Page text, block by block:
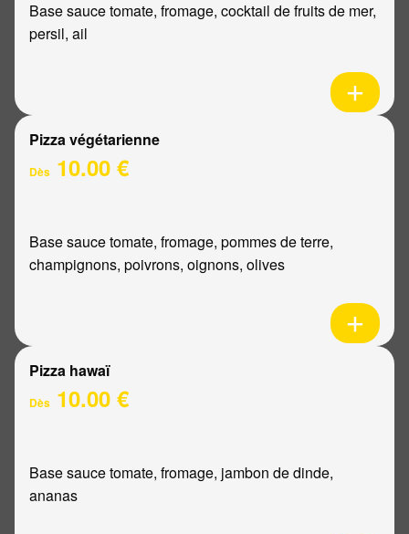
Base sauce tomate, fromage, cocktail de fruits de mer,
persil, ail
Pizza végétarienne
Dès 10.00 €
Base sauce tomate, fromage, pommes de terre,
champignons, poivrons, oignons, olives
Pizza hawaï
Dès 10.00 €
Base sauce tomate, fromage, jambon de dinde,
ananas